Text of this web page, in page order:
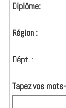
Diplôme:
Région :
Dépt. :
Tapez vos